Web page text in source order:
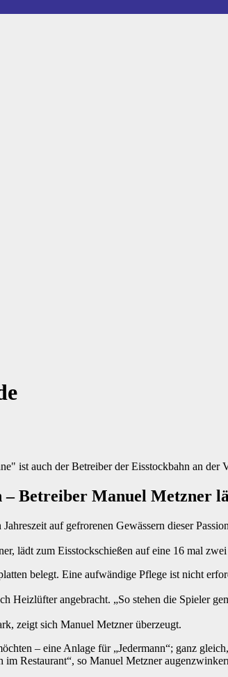
ist auch der Betreiber der Eisstockbahn an der
– Betreiber Manuel Metzner
auf gefrorenen Gewässern dieser
lädt zum Eisstockschießen auf eine 16 mal
belegt. Eine aufwändige Pflege ist nicht
Heizlüfter angebracht. „So stehen die Spieler
zeigt sich Manuel Metzner überzeugt.
– eine Anlage für „Jedermann“; ganz
im Restaurant“, so Manuel Metzner